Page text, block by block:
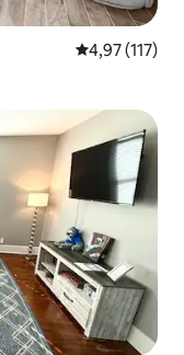
Средна
4,97 (117)